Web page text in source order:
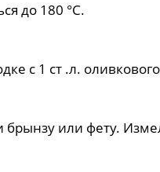
до 180 °С.
с 1 ст .л.
брынзу или фету.